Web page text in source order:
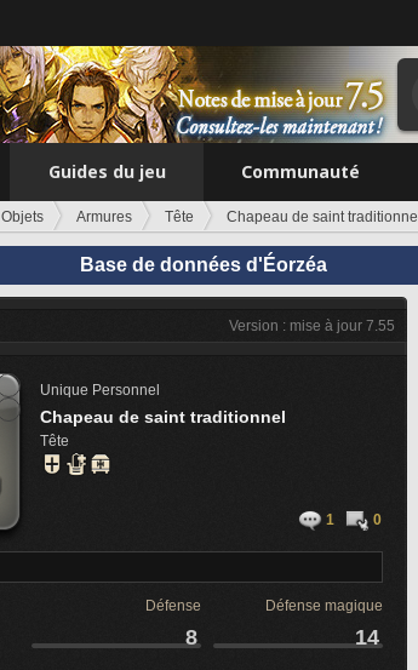
Guides du jeu Communauté
Objets Armures Tête Chapeau de saint traditionnel
Base de données d'Éorzéa
Version : mise à jour 7.55
Unique Personnel
Chapeau de saint traditionnel
Tête
1 0
Défense Défense magique
8 14